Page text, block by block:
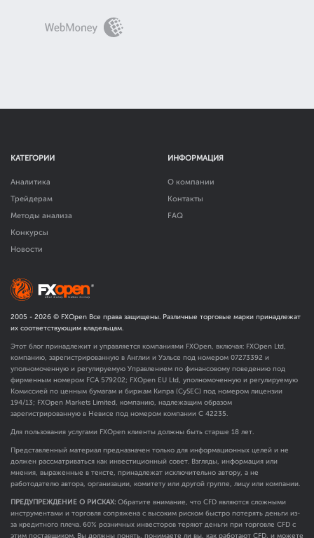
КАТЕГОРИИ
Аналитика
Трейдерам
Методы анализа
Конкурсы
Новости
ИНФОРМАЦИЯ
О компании
Контакты
FAQ
2005 - 2026 © FXOpen Все права защищены. Различные торговые марки принадлежат
их соответствующим владельцам.
Этот блог принадлежит и управляется компаниями FXOpen, включая: FXOpen Ltd,
компанию, зарегистрированную в Англии и Уэльсе под номером 07273392 и
уполномоченную и регулируемую Управлением по финансовому поведению под
фирменным номером FCA 579202; FXOpen EU Ltd, уполномоченную и регулируемую
Комиссией по ценным бумагам и биржам Кипра (CySEC) под номером лицензии
194/13; FXOpen Markets Limited, компанию, надлежащим образом
зарегистрированную в Невисе под номером компании C 42235.
Для пользования услугами FXOpen клиенты должны быть старше 18 лет.
Представленный материал предназначен только для информационных целей и не
должен рассматриваться как инвестиционный совет. Взгляды, информация или
мнения, выраженные в тексте, принадлежат исключительно автору, а не
работодателю автора, организации, комитету или другой группе, лицу или компании.
ПРЕДУПРЕЖДЕНИЕ О РИСКАХ: Обратите внимание, что CFD являются сложными
инструментами и торговля сопряжена с высоким риском быстро потерять деньги из-
за кредитного плеча. 60% розничных инвесторов теряют деньги при торговле CFD с
этим поставщиком. Вы должны понять, понимаете ли вы, как работают CFD, и можете